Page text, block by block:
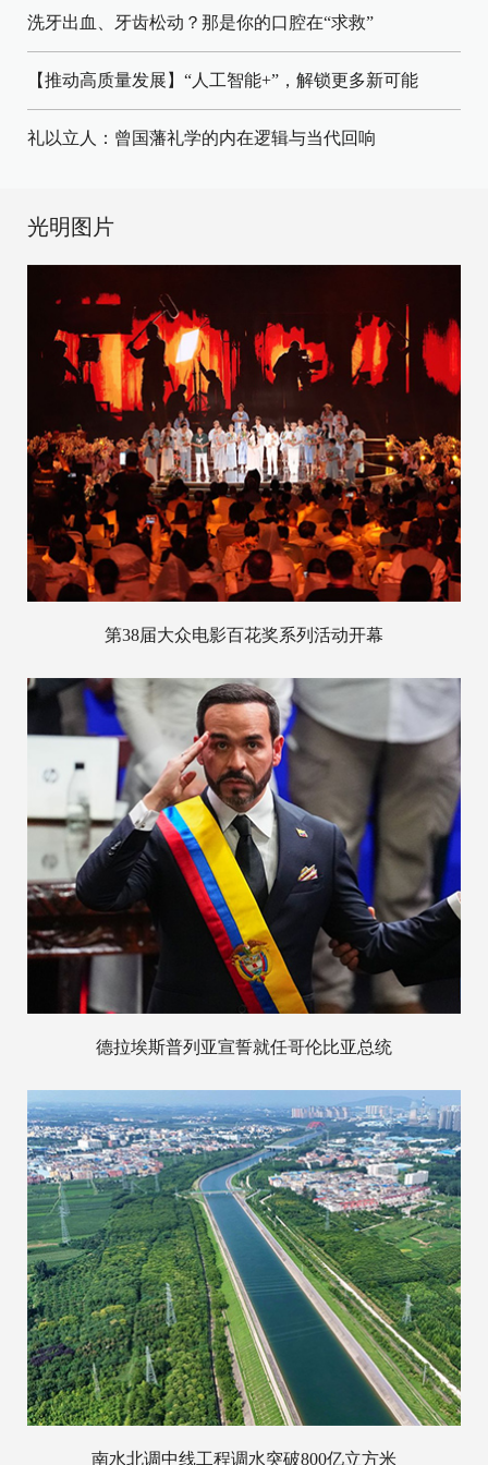
洗牙出血、牙齿松动？那是你的口腔在“求救”
【推动高质量发展】“人工智能+”，解锁更多新可能
礼以立人：曾国藩礼学的内在逻辑与当代回响
光明图片
第38届大众电影百花奖系列活动开幕
德拉埃斯普列亚宣誓就任哥伦比亚总统
南水北调中线工程调水突破800亿立方米